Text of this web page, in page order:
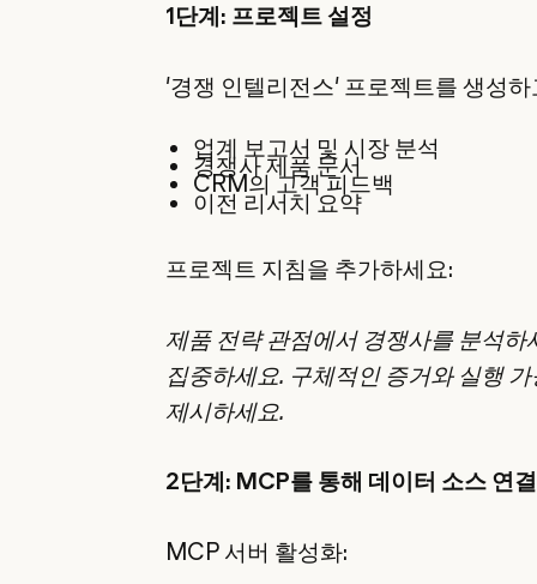
1단계: 프로젝트 설정
'경쟁 인텔리전스' 프로젝트를 생성
업계 보고서 및 시장 분석
경쟁사 제품 문서
CRM의 고객 피드백
이전 리서치 요약
프로젝트 지침을 추가하세요:
제품 전략 관점에서 경쟁사를 분석
집중하세요. 구체적인 증거와 실행
제시하세요.
2단계: MCP를 통해 데이터 소스 연결
MCP 서버 활성화: